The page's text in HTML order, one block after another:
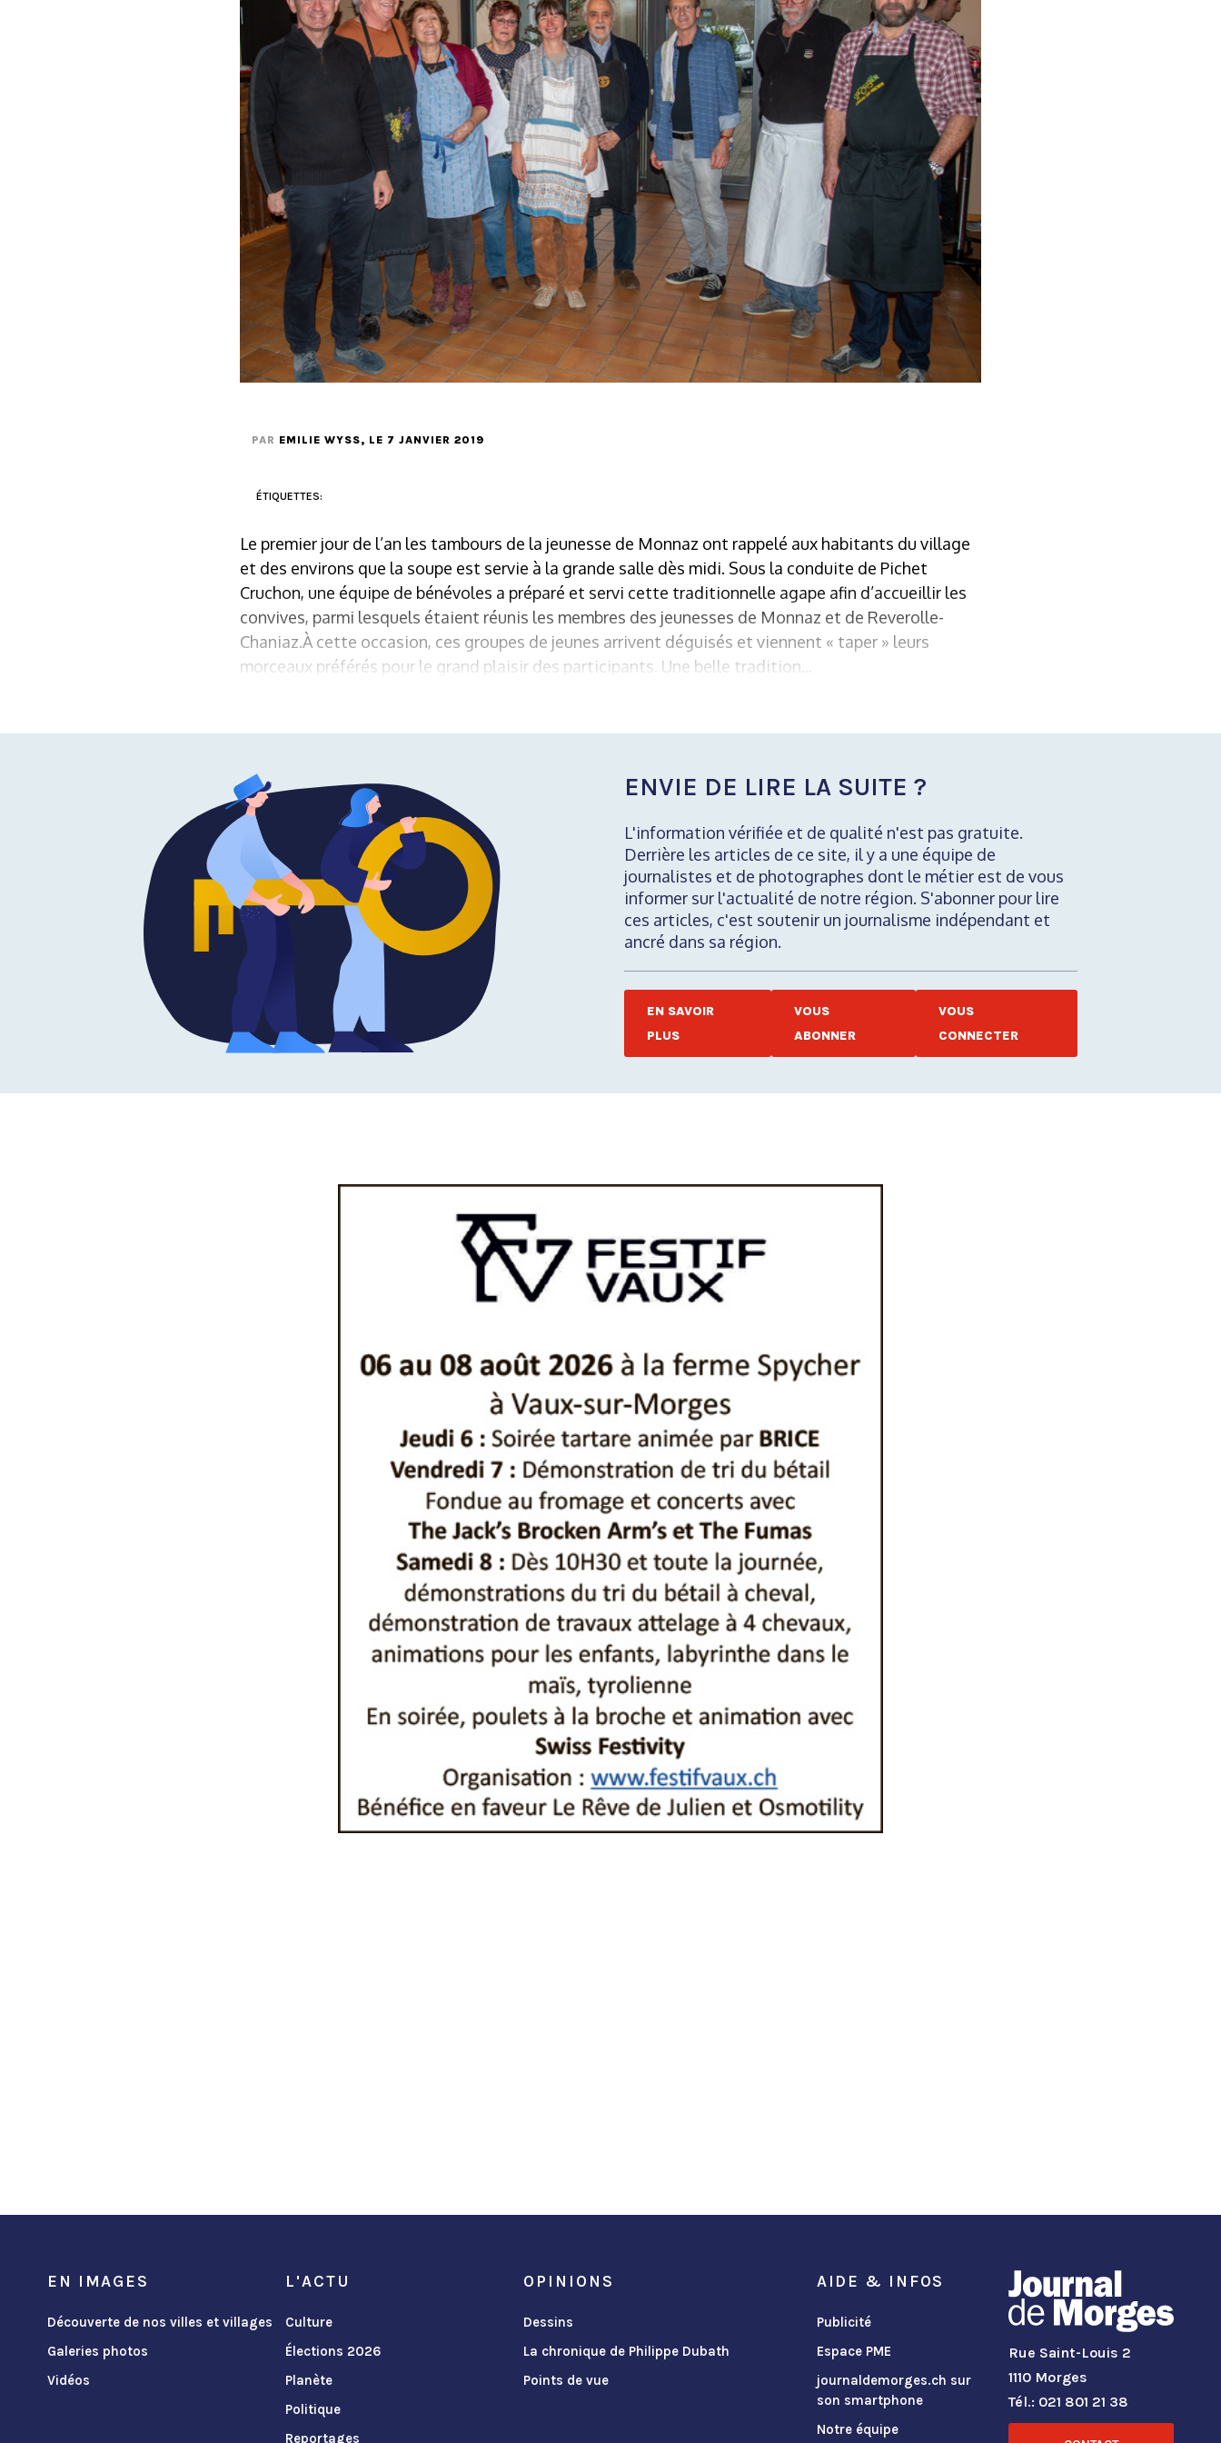
PAR EMILIE WYSS, LE 7 JANVIER 2019
ÉTIQUETTES:
Le premier jour de l’an les tambours de la jeunesse de Monnaz ont rappelé aux habitants du village
et des environs que la soupe est servie à la grande salle dès midi. Sous la conduite de Pichet
Cruchon, une équipe de bénévoles a préparé et servi cette traditionnelle agape afin d’accueillir les
convives, parmi lesquels étaient réunis les membres des jeunesses de Monnaz et de Reverolle-
Chaniaz.À cette occasion, ces groupes de jeunes arrivent déguisés et viennent « taper » leurs
morceaux préférés pour le grand plaisir des participants. Une belle tradition...
ENVIE DE LIRE LA SUITE ?
L'information vérifiée et de qualité n'est pas gratuite.
Derrière les articles de ce site, il y a une équipe de
journalistes et de photographes dont le métier est de vous
informer sur l'actualité de notre région. S'abonner pour lire
ces articles, c'est soutenir un journalisme indépendant et
ancré dans sa région.
EN SAVOIR
PLUS
VOUS
ABONNER
VOUS
CONNECTER
EN IMAGES
Découverte de nos villes et villages
Galeries photos
Vidéos
L'ACTU
Culture
Élections 2026
Planète
Politique
Reportages
OPINIONS
Dessins
La chronique de Philippe Dubath
Points de vue
AIDE & INFOS
Publicité
Espace PME
journaldemorges.ch sur
son smartphone
Notre équipe
Rue Saint-Louis 2
1110 Morges
Tél.: 021 801 21 38